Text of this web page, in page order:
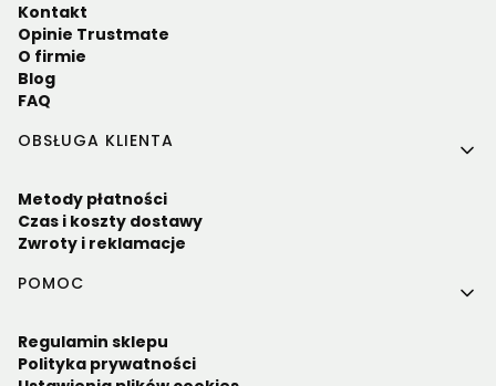
Kontakt
Opinie Trustmate
O firmie
Blog
FAQ
OBSŁUGA KLIENTA
Metody płatności
Czas i koszty dostawy
Zwroty i reklamacje
POMOC
Regulamin sklepu
Polityka prywatności